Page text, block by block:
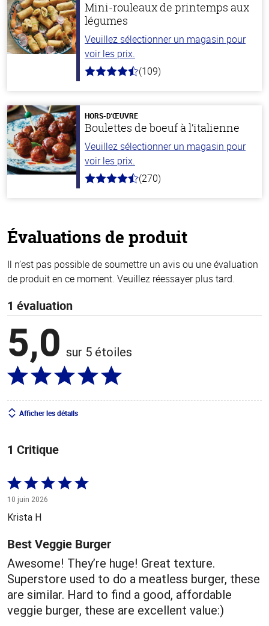
Mini-rouleaux de printemps aux
légumes
Veuillez sélectionner un magasin pour
voir les prix.
4.8
stars
(109)
HORS-D'ŒUVRE
Boulettes de boeuf à l’italienne
Veuillez sélectionner un magasin pour
voir les prix.
4.5
(270)
Évaluations de produit
Il n’est pas possible de soumettre un avis ou une évaluation
de produit en ce moment. Veuillez réessayer plus tard.
1 évaluation
5,0 sur 5 étoiles
Afficher les détails
1 Critique
Coté
5 sur
5
10 juin 2026
Krista H
Best Veggie Burger
Awesome! They’re huge! Great texture.
Superstore used to do a meatless burger, these
are similar. Hard to find a good, affordable
veggie burger, these are excellent value:)